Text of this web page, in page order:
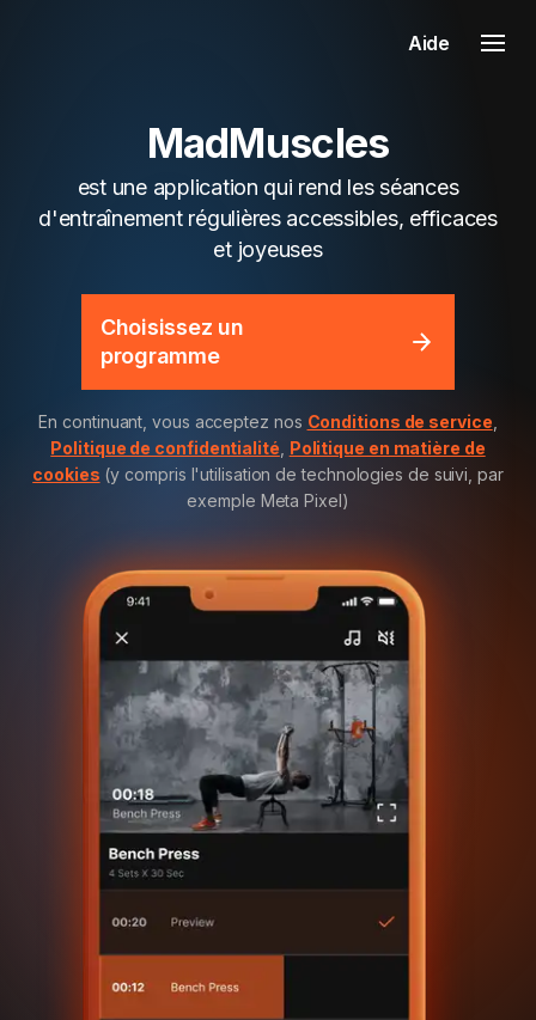
Aide
MadMuscles
est une application qui rend les séances
d'entraînement régulières accessibles, efficaces
et joyeuses
Choisissez un
programme
En continuant, vous acceptez nos Conditions de service
Politique de confidentialité Politique en matière de
cookies (y compris l'utilisation de technologies de suivi, par
exemple Meta Pixel)